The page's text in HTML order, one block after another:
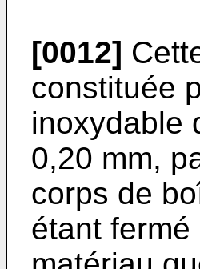
[0012]
constituée
inoxydable
0,20 mm,
corps de
étant